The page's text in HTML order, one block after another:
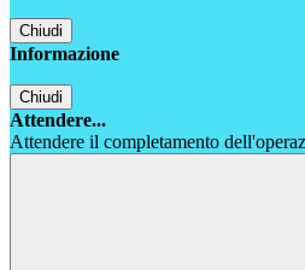
Chiudi
Informazione
Chiudi
Attendere...
Attendere il completamento